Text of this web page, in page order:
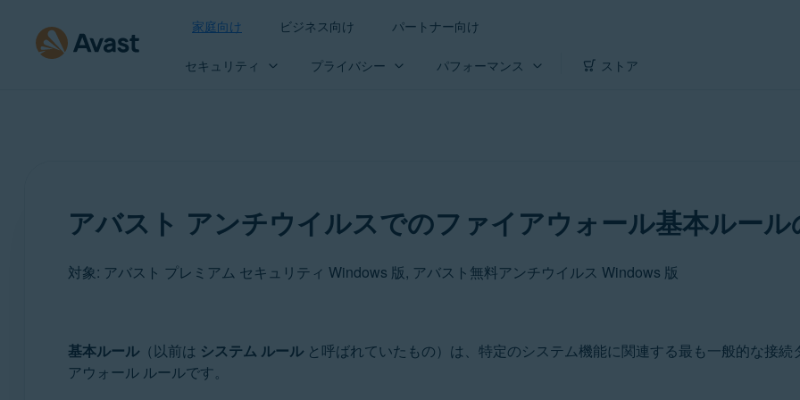
家庭向け ビジネス向け パートナー向け
セキュリティ プライバシー パフォーマンス ストア
アバスト アンチウイルスでのファイアウォール基本ルール
対象: アバスト プレミアム セキュリティ Windows 版, アバスト無料アンチウイルス Windows 版
製品:
アバスト プレミアム セキュリティ 23.x Windows 版
基本ルール（以前は システム ルールと呼ばれていたもの）は、特定のシステム機能に関連する最も一般的な接
アウォール ルールです。